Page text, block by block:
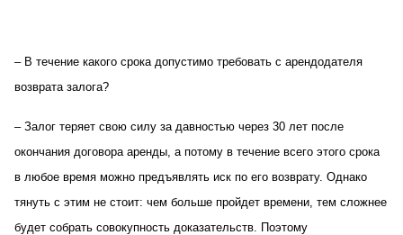
– В течение какого срока допустимо требовать с арендодателя
возврата залога?
– Залог теряет свою силу за давностью через 30 лет после
окончания договора аренды, а потому в течение всего этого срока
в любое время можно предъявлять иск по его возврату. Однако
тянуть с этим не стоит: чем больше пройдет времени, тем сложнее
будет собрать совокупность доказательств. Поэтому